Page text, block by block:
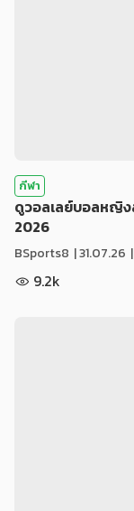
กีฬา
ดูวอลเลย์บอลหญิง
2026
BSports8 |31.07.26
9.2k